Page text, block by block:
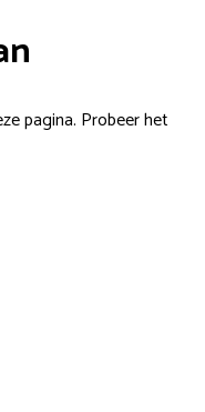
pagina. Probeer het